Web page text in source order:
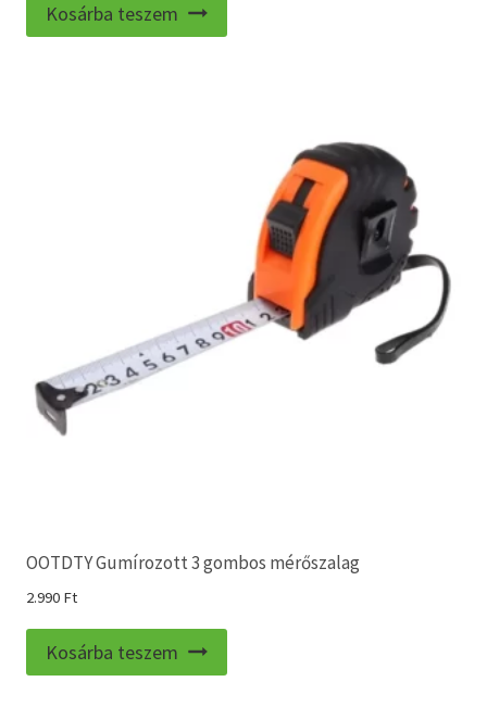
Kosárba teszem
OOTDTY Gumírozott 3 gombos mérőszalag
2.990 Ft
Kosárba teszem